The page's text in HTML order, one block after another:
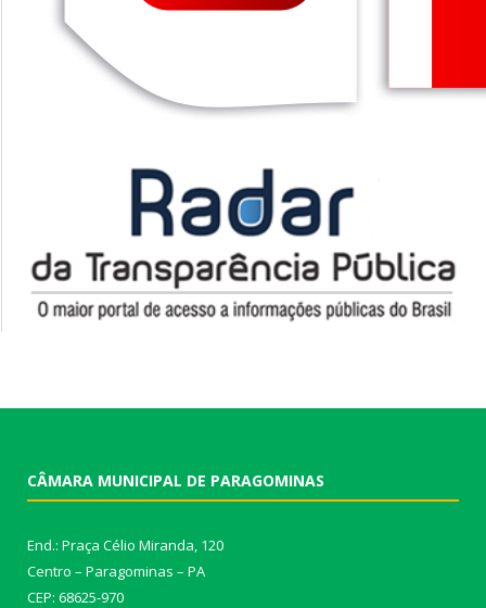
CÂMARA MUNICIPAL DE PARAGOMINAS
End.: Praça Célio Miranda, 120
Centro – Paragominas – PA
CEP: 68625-970